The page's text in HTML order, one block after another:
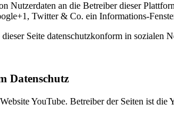
Nutzerdaten an die Betreiber dieser
Twitter & Co. ein Informations-
Seite datenschutzkonform in
Datenschutz
YouTube. Betreiber der Seiten ist